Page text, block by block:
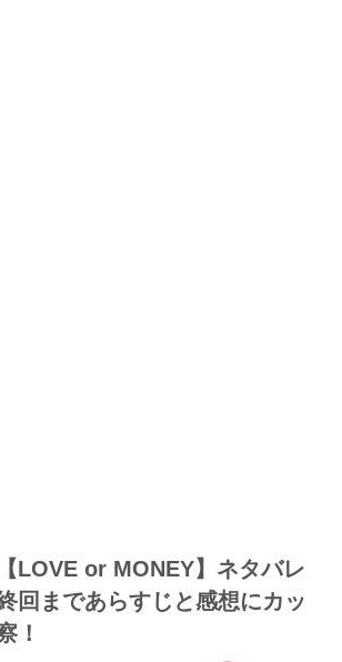
LOVE or MONEY】ネタバレ
回まであらすじと感想にカッ
！